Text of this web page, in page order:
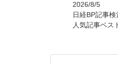
2026/8/5
日経BP記事
人気記事ベ